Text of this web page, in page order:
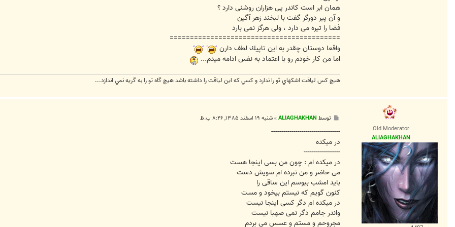
همان ابر است کاندر پی هزاران روشنی دارد ؟
و آن پیر دورگر گفت با لبخند زهر آگین
فضا را تیره می دارد ، ولی هرگز نمی بارد
==========================================
واقعا دوستان چقدر به اين تاپيك لطف دارن
اما من كار خودم رو با اعتماد به نفس ادامه ميدم...
هيچ كس لياقت اشكهاي تو را ندارد و كسي كه اين لياقت را داشته باشد هيچ گاه تو را به گريه نمي اندازد...
Old Moderator
ALIAGHAKHAN
ت
توسط ALIAGHAKHAN
»شنبه ۱۹ اسفند ۱۳۸۵, ۸:۴۶ ب.ظ
----------------------------------
در میکده
------------------
در میکده ام : چون من بسی اینجا هست
می حاضر و من نبرده ام سویش دست
باید امشب ببوسم این ساقی را
کنون گویم که نیستم بیخود و مست
در میکده ام دگر کسی اینجا نیست
واندر جامم دگر نمی صهبا نیست
مجروحم و مستم و عسس می بردم